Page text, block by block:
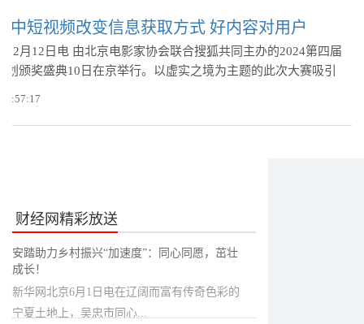
中短视频改变信息获取方式 好内容对用户
12月12日电 由北京电影家协会联合搜狐共同主办的2024第四届
划颁奖盛典10日在京举行。以虚实之境为主题的此次大赛吸引
财经网精彩放送
安踏助力乡村振兴“加速度”：同心同愿，茁壮
成长！
新华网北京6月1日电在辽阔而富有传奇色彩的
宁夏土地上，吴忠市同心...